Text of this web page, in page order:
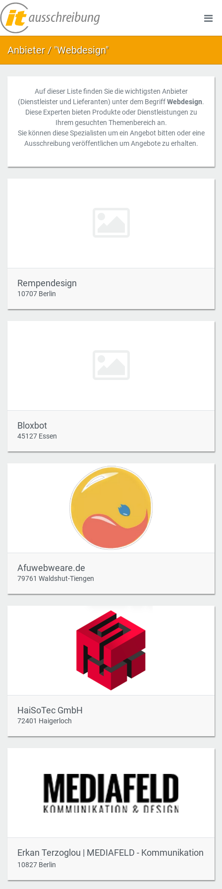
Anbieter / "Webdesign"
Auf dieser Liste finden Sie die wichtigsten Anbieter
(Dienstleister und Lieferanten) unter dem BegriffWebdesign.
Diese Experten bieten Produkte oder Dienstleistungen zu
Ihrem gesuchten Themenbereich an.
Sie können diese Spezialisten um ein Angebot bitten oder eine
Ausschreibung veröffentlichen um Angebote zu erhalten.
Rempendesign
10707 Berlin
Bloxbot
45127 Essen
Afuwebweare.de
79761 Waldshut-Tiengen
HaiSoTec GmbH
72401 Haigerloch
Erkan Terzoglou | MEDIAFELD - Kommunikation
& Design
10827 Berlin